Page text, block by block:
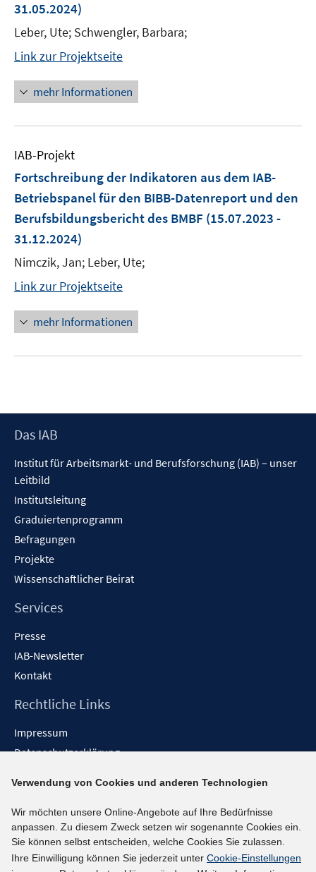
31.05.2024)
Leber, Ute; Schwengler, Barbara;
Link zur Projektseite
mehr Informationen
IAB-Projekt
Fortschreibung der Indikatoren aus dem IAB-
Betriebspanel für den BIBB-Datenreport und den
Berufsbildungsbericht des BMBF (15.07.2023 -
31.12.2024)
Nimczik, Jan; Leber, Ute;
Link zur Projektseite
mehr Informationen
Footer
Das IAB
Institut für Arbeitsmarkt- und Berufsforschung (IAB) – unser
Leitbild
Institutsleitung
Graduiertenprogramm
Befragungen
Projekte
Wissenschaftlicher Beirat
Services
Presse
IAB-Newsletter
Kontakt
Rechtliche Links
Impressum
Datenschutzerklärung
Barrieren melden
Social-Media-Kanäle
BlueSky
Verwendung von Cookies und anderen Technologien
Wir möchten unsere Online-Angebote auf Ihre Bedürfnisse
anpassen. Zu diesem Zweck setzen wir sogenannte Cookies ein.
Sie können selbst entscheiden, welche Cookies Sie zulassen.
Ihre Einwilligung können Sie jederzeit unter Cookie-Einstellungen